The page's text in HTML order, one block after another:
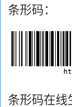
条形码：
条形码在线